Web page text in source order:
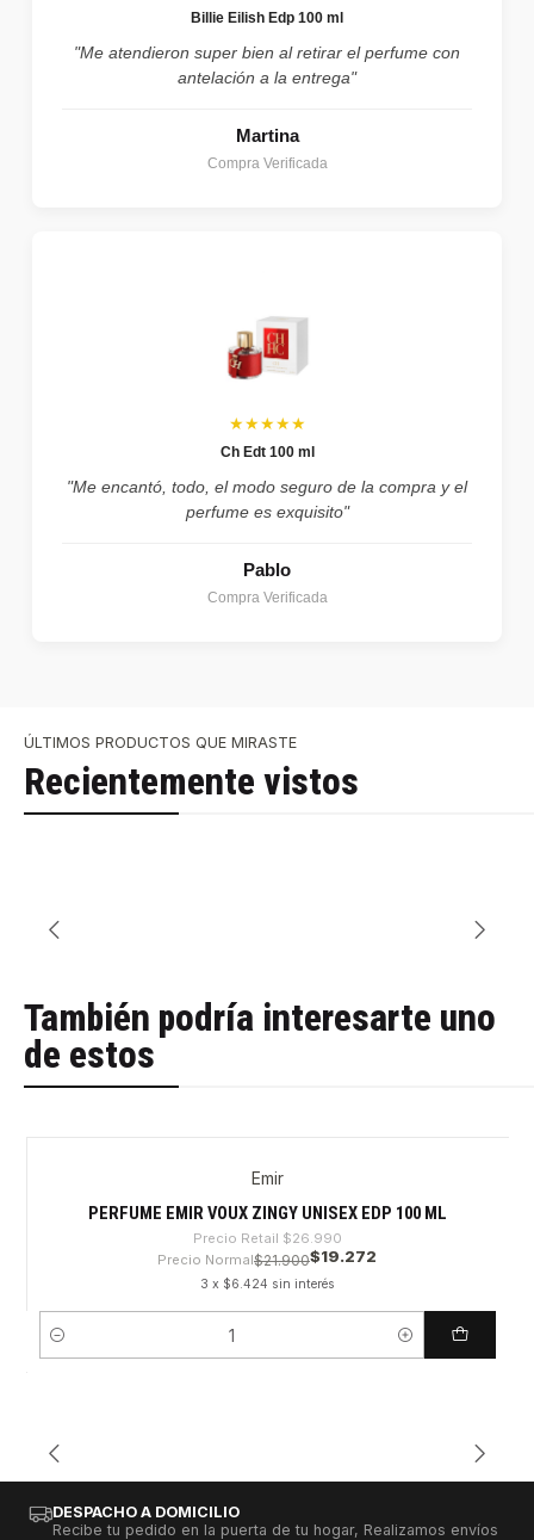
Billie Eilish Edp 100 ml
"Me atendieron super bien al retirar el perfume con
antelación a la entrega"
Martina
Compra Verificada
★★★★★
Ch Edt 100 ml
"Me encantó, todo, el modo seguro de la compra y el
perfume es exquisito"
Pablo
Compra Verificada
ÚLTIMOS PRODUCTOS QUE MIRASTE
Recientemente vistos
También podría interesarte uno
de estos
Emir
PERFUME EMIR VOUX ZINGY UNISEX EDP 100 ML
Precio Retail $26.990
Precio Normal$21.900$19.272
3 x $6.424 sin interés
Cantidad
DESPACHO A DOMICILIO
Recibe tu pedido en la puerta de tu hogar, Realizamos envíos